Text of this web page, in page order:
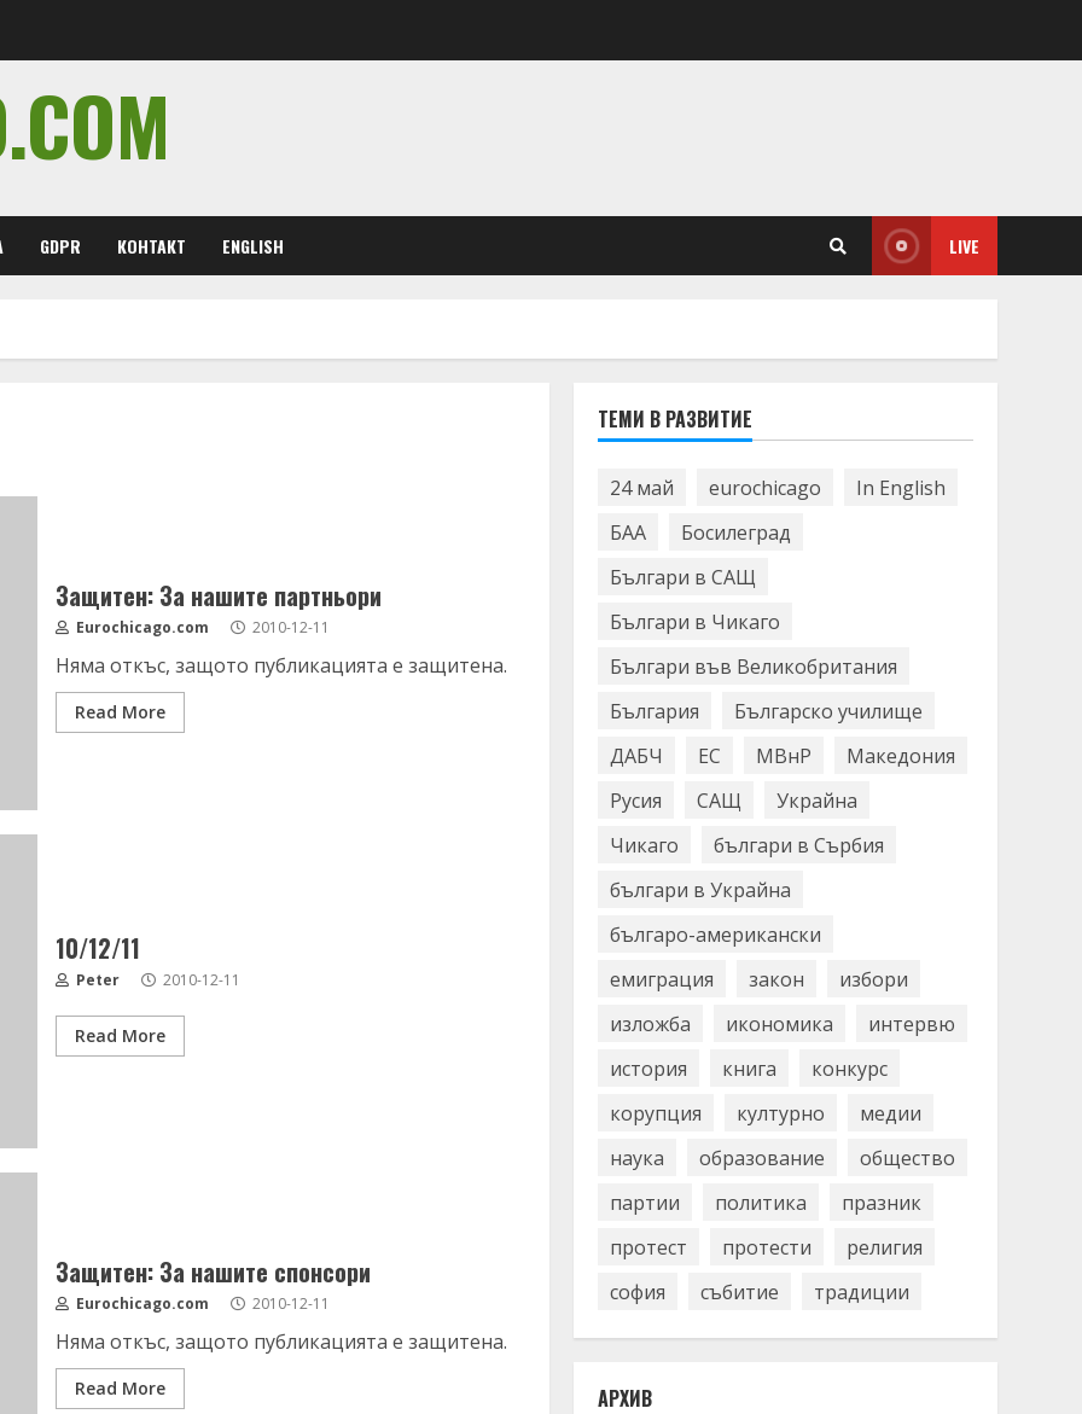
GDPR КОНТАКТ ENGLISH LIVE
Защитен: За нашите партньори
Eurochicago.com 2010-12-11
Няма откъс, защото публикацията е защитена.
Read More
10/12/11
Peter 2010-12-11
Read More
Защитен: За нашите спонсори
Eurochicago.com 2010-12-11
Няма откъс, защото публикацията е защитена.
Read More
ТЕМИ В РАЗВИТИЕ
24 май eurochicago
In English
БАА
Босилеград
Българи в САЩ
Българи в Чикаго
Българи във Великобритания
България
Българско училище
ДАБЧ
ЕС МВнР
Македония
Русия
САЩ
Украйна
Чикаго
българи в Сърбия
българи в Украйна
българо-американски
емиграция
закон
избори
изложба
икономика
интервю
история
книга
конкурс
корупция
културно
медии
наука
образование
общество
партии
политика
празник
протест
протести
религия
софия
събитие традиции
АРХИВ